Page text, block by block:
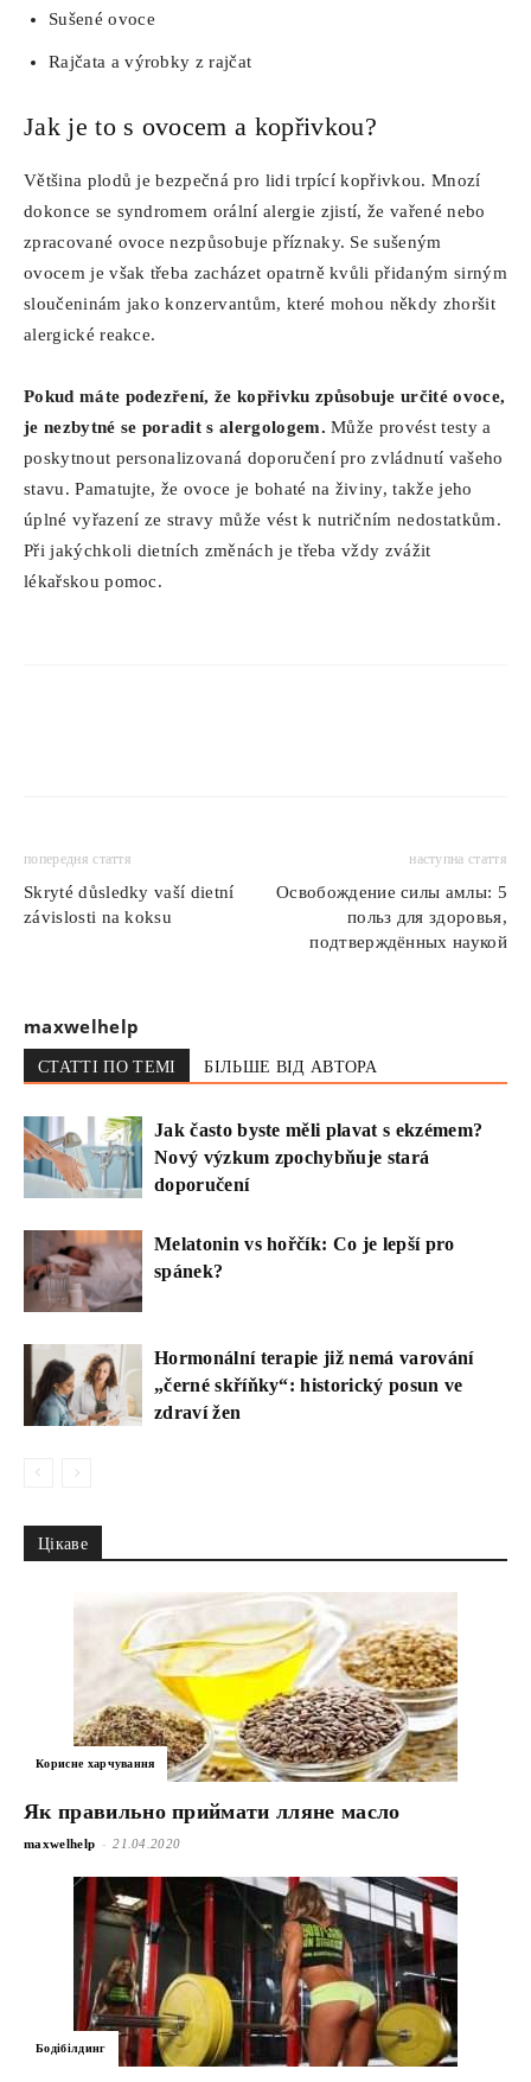
Sušené ovoce
Rajčata a výrobky z rajčat
Jak je to s ovocem a kopřivkou?
Většina plodů je bezpečná pro lidi trpící kopřivkou. Mnozí
dokonce se syndromem orální alergie zjistí, že vařené nebo
zpracované ovoce nezpůsobuje příznaky. Se sušeným
ovocem je však třeba zacházet opatrně kvůli přidaným sirným
sloučeninám jako konzervantům, které mohou někdy zhoršit
alergické reakce.
Pokud máte podezření, že kopřivku způsobuje určité ovoce,
je nezbytné se poradit s alergologem. Může provést testy a
poskytnout personalizovaná doporučení pro zvládnutí vašeho
stavu. Pamatujte, že ovoce je bohaté na živiny, takže jeho
úplné vyřazení ze stravy může vést k nutričním nedostatkům.
Při jakýchkoli dietních změnách je třeba vždy zvážit
lékařskou pomoc.
попередня стаття
Skryté důsledky vaší dietní
závislosti na koksu
наступна стаття
Освобождение силы амлы: 5
польз для здоровья,
подтверждённых наукой
maxwelhelp
СТАТТІ ПО ТЕМІ БІЛЬШЕ ВІД АВТОРА
Jak často byste měli plavat s ekzémem?
Nový výzkum zpochybňuje stará
doporučení
Melatonin vs hořčík: Co je lepší pro
spánek?
Hormonální terapie již nemá varování
„černé skříňky“: historický posun ve
zdraví žen
Цікаве
Корисне харчування
Як правильно приймати лляне масло
maxwelhelp - 21.04.2020
Бодібілдинг